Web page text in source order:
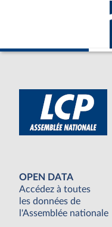
OPEN DATA
Accédez à toutes
les données de
l'Assemblée nationale